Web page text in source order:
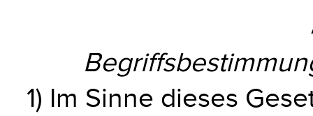
1) Im Sinne dieses